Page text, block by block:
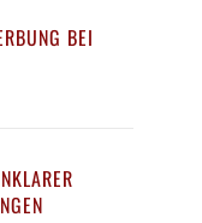
BEI